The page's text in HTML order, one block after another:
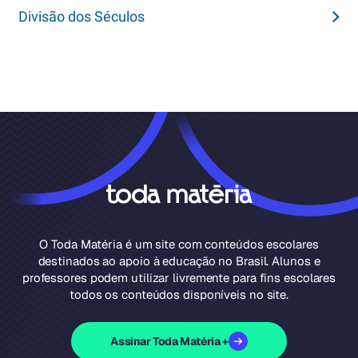
Divisão dos Séculos
O Toda Matéria é um site com conteúdos escolares
destinados ao apoio à educação no Brasil. Alunos e
professores podem utilizar livremente para fins escolares
todos os conteúdos disponíveis no site.
Assinar Toda Matéria +